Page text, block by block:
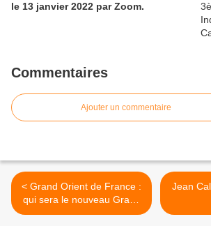
le 13 janvier 2022 par Zoom.
Commentaires
Ajouter un commentaire
< Grand Orient de France :
qui sera le nouveau Grand
Maître? Quels sont les
Jean